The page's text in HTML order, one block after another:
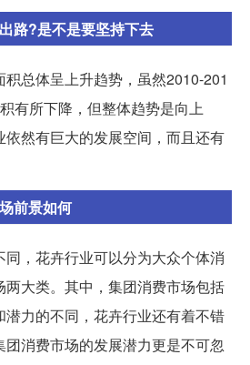
路?是不是要坚持下去
总体呈上升趋势，虽然2010-201
有所下降，但整体趋势是向上
依然有巨大的发展空间，而且还有
前景如何
，花卉行业可以分为大众个体消
两大类。其中，集团消费市场包括
力的不同，花卉行业还有着不错
消费市场的发展潜力更是不可忽